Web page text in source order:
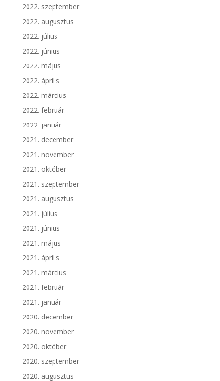
2022. szeptember
2022. augusztus
2022. július
2022. június
2022. május
2022. április
2022. március
2022. február
2022. január
2021. december
2021. november
2021. október
2021. szeptember
2021. augusztus
2021. július
2021. június
2021. május
2021. április
2021. március
2021. február
2021. január
2020. december
2020. november
2020. október
2020. szeptember
2020. augusztus